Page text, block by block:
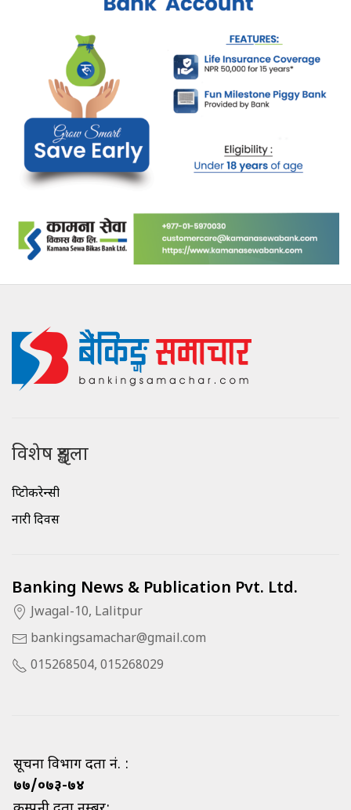
विशेष शृङ्खला
क्रिप्टोकरेन्सी
नारी दिवस
Banking News & Publication Pvt. Ltd.
Jwagal-10, Lalitpur
bankingsamachar@gmail.com
015268504, 015268029
सूचना विभाग दर्ता नं. :
७७/०७३-७४